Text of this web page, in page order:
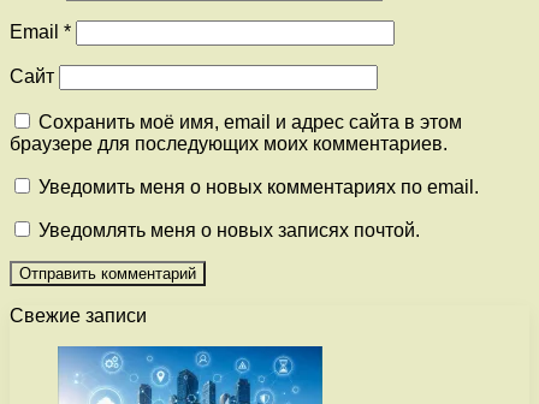
Email *
Сайт
Сохранить моё имя, email и адрес сайта в этом
браузере для последующих моих комментариев.
Уведомить меня о новых комментариях по email.
Уведомлять меня о новых записях почтой.
Свежие записи